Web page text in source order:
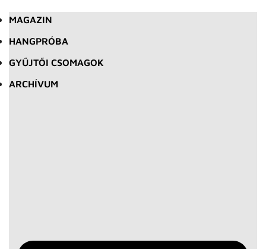
MAGAZIN
HANGPRÓBA
GYŰJTŐI CSOMAGOK
ARCHÍVUM